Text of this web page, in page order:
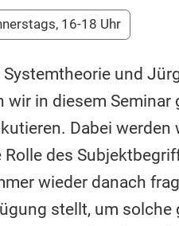
16-18 Uhr
und
in diesem Seminar
Dabei werden
des
wieder danach
stellt, um solche